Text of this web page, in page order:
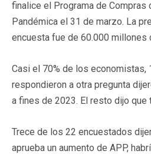
finalice el Programa de Compras
Pandémica el 31 de marzo. La
encuesta fue de 60.000 millones
Casi el 70% de los economistas,
respondieron a otra pregunta
a fines de 2023. El resto dijo que
Trece de los 22 encuestados
aprueba un aumento de APP,